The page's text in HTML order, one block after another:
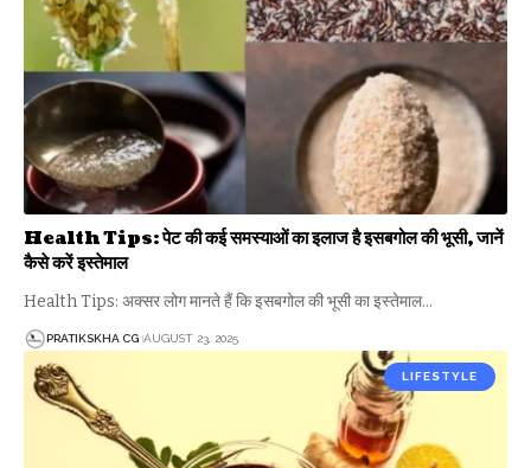
Health Tips: पेट की कई समस्याओं का इलाज है इसबगोल की भूसी, जानें
कैसे करें इस्तेमाल
Health Tips: अक्सर लोग मानते हैं कि इसबगोल की भूसी का इस्तेमाल…
PRATIKSKHA CG AUGUST 23, 2025
LIFESTYLE